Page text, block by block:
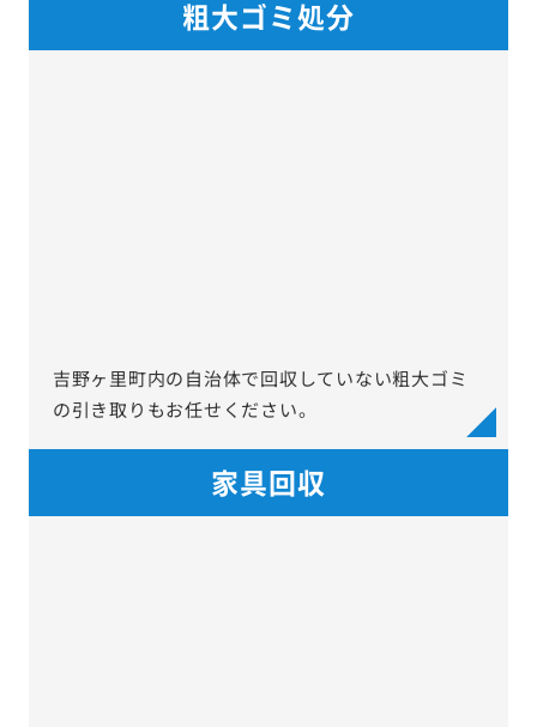
粗大ゴミ処分
吉野ヶ里町内の自治体で回収していない粗大ゴミ
の引き取りもお任せください。
家具回収